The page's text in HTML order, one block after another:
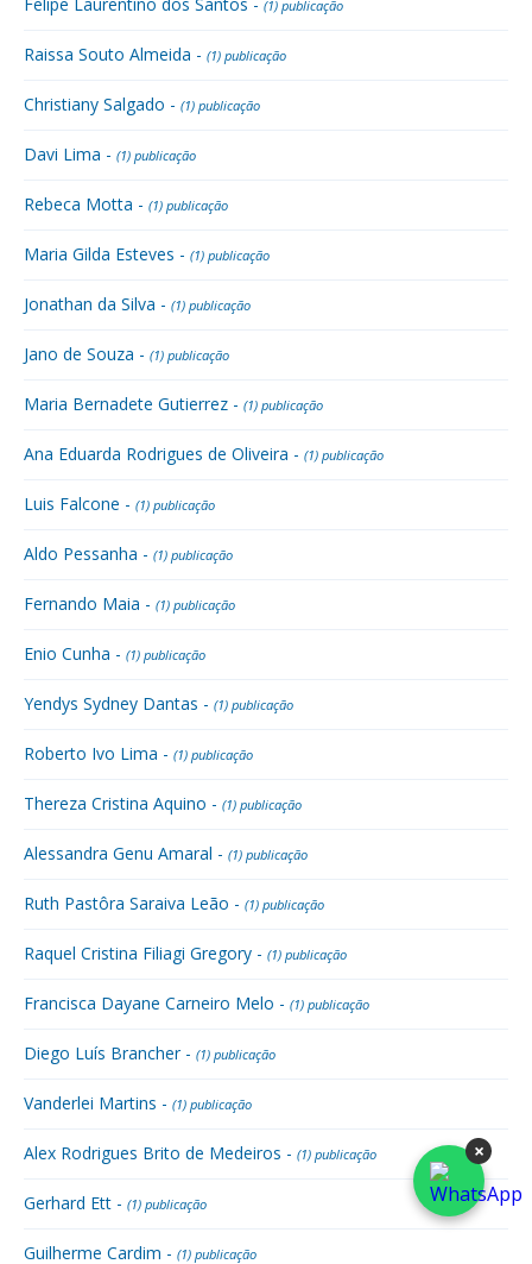
(1) publicação
Raissa Souto Almeida - (1) publicação
Christiany Salgado - (1) publicação
Davi Lima - (1) publicação
Rebeca Motta - (1) publicação
Maria Gilda Esteves - (1) publicação
Jonathan da Silva - (1) publicação
Jano de Souza - (1) publicação
Maria Bernadete Gutierrez - (1) publicação
Ana Eduarda Rodrigues de Oliveira - (1) publicação
Luis Falcone - (1) publicação
Aldo Pessanha - (1) publicação
Fernando Maia - (1) publicação
Enio Cunha - (1) publicação
Yendys Sydney Dantas - (1) publicação
Roberto Ivo Lima - (1) publicação
Thereza Cristina Aquino - (1) publicação
Alessandra Genu Amaral - (1) publicação
Ruth Pastôra Saraiva Leão - (1) publicação
Raquel Cristina Filiagi Gregory - (1) publicação
Francisca Dayane Carneiro Melo - (1) publicação
Diego Luís Brancher - (1) publicação
Vanderlei Martins - (1) publicação
Alex Rodrigues Brito de Medeiros - (1) publicação
Gerhard Ett - (1) publicação
Guilherme Cardim - (1) publicação
×